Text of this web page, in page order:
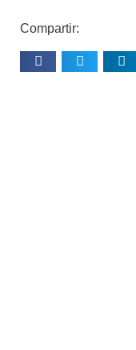
Compartir: